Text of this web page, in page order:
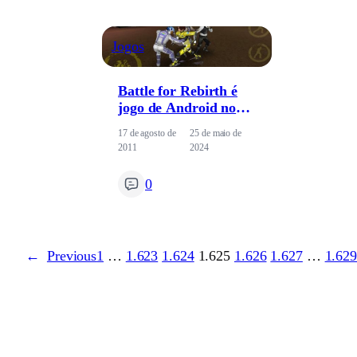
Jogos
Battle for Rebirth é
jogo de Android no
17 de agosto de
2011
25 de maio de
2024
0
← Previous1 … 1.623 1.624 1.625 1.626 1.627 … 1.629